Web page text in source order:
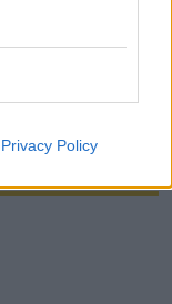
Privacy Policy
Mahieu,
Dorottya,